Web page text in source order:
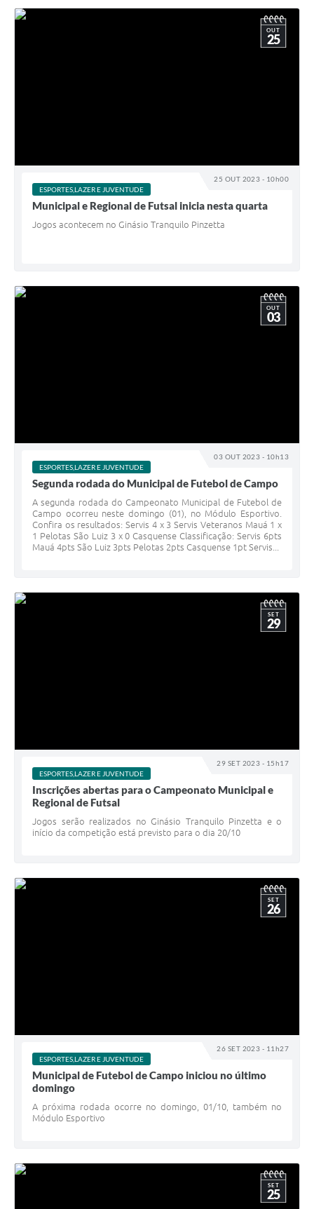
25 OUT 2023 - 10h00
OUT
25
ESPORTES,LAZER E JUVENTUDE
Municipal e Regional de Futsal inicia nesta quarta
Jogos acontecem no Ginásio Tranquilo Pinzetta
03 OUT 2023 - 10h13
OUT
03
ESPORTES,LAZER E JUVENTUDE
Segunda rodada do Municipal de Futebol de Campo
A segunda rodada do Campeonato Municipal de Futebol de
Campo ocorreu neste domingo (01), no Módulo Esportivo.
Confira os resultados: Servis 4 x 3 Servis Veteranos Mauá 1 x
1 Pelotas São Luiz 3 x 0 Casquense Classificação: Servis 6pts
Mauá 4pts São Luiz 3pts Pelotas 2pts Casquense 1pt Servis...
29 SET 2023 - 15h17
SET
29
ESPORTES,LAZER E JUVENTUDE
Inscrições abertas para o Campeonato Municipal e
Regional de Futsal
Jogos serão realizados no Ginásio Tranquilo Pinzetta e o
início da competição está previsto para o dia 20/10
26 SET 2023 - 11h27
SET
26
ESPORTES,LAZER E JUVENTUDE
Municipal de Futebol de Campo iniciou no último
domingo
A próxima rodada ocorre no domingo, 01/10, também no
Módulo Esportivo
SET
25